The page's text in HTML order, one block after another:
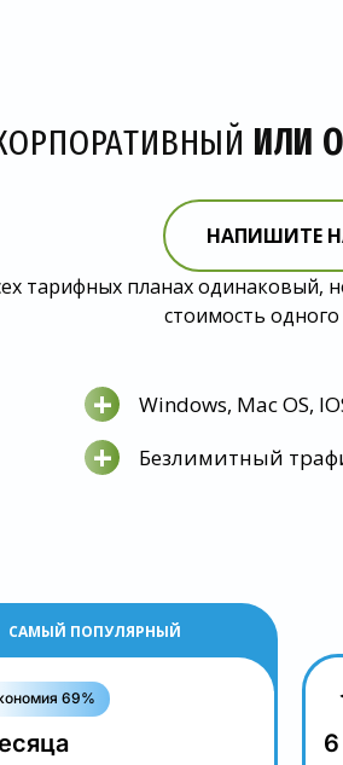
ИЛИ
НАПИШИТЕ
тарифных планах одинаковый,
стоимость одного
+ Windows, Mac OS,
+ Безлимитный
САМЫЙ ПОПУЛЯРНЫЙ
69%